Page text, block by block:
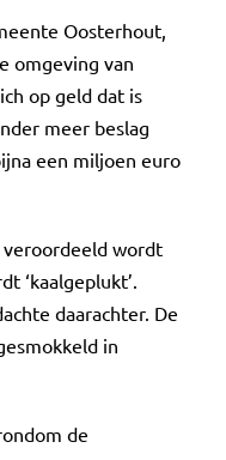
Oosterhout,
omgeving van
op geld dat is
meer beslag
een miljoen euro
wordt
‘kaalgeplukt’.
daarachter. De
in
de